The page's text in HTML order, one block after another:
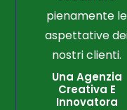
pienamente le
aspettative
nostri clienti.
Una Agenzia
Creativa E
Innovatora